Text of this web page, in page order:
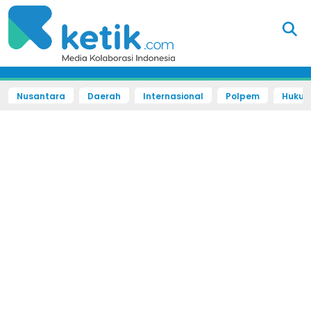
Nusantara Daerah Internasional Polpem